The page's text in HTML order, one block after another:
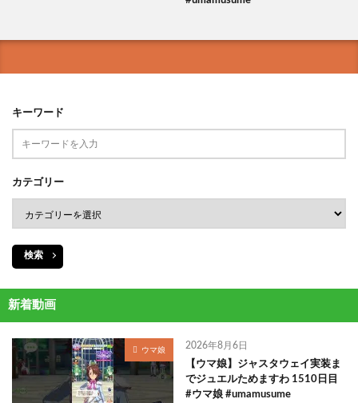
キーワード
カテゴリー
検索
新着動画
ウマ娘 2026年8月6日
【ウマ娘】ジャスタウェイ実装ま
でジュエルためますわ 1510日目
#ウマ娘 #umamusume